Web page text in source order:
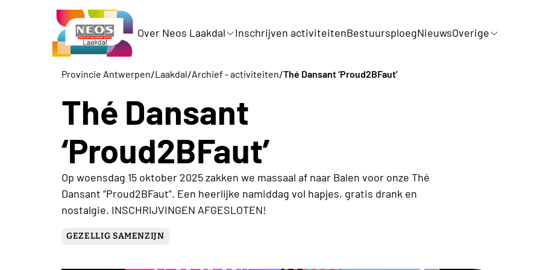
Over Neos Laakdal Inschrijven activiteitenBestuursploegNieuwsOverige
Provincie Antwerpen/Laakdal/Archief - activiteiten/Thé Dansant ‘Proud2BFaut’
Thé Dansant
‘Proud2BFaut’
Op woensdag 15 oktober 2025 zakken we massaal af naar Balen voor onze Thé
Dansant “Proud2BFaut”. Een heerlijke namiddag vol hapjes, gratis drank en
nostalgie. INSCHRIJVINGEN AFGESLOTEN!
GEZELLIG SAMENZIJN